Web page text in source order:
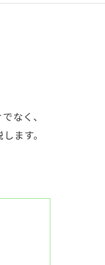
なく、
ます。